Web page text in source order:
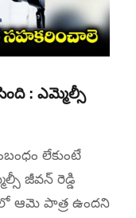
: ఎమ్మెల్సీ
లేకుంటే
జీవన్ రెడ్డి
ఆమె పాత్ర ఉందని